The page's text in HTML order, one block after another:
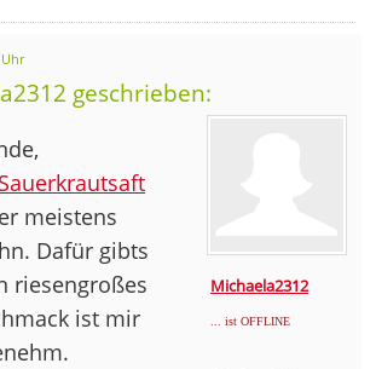
geschrieben:
Michaela2312
... ist OFFLINE
Sauerkrautsaft
meistens
Dafür gibts
riesengroßes
ist mir